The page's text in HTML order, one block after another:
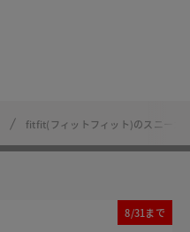
fitfit(フィットフィット)のスニーカ
8/31まで